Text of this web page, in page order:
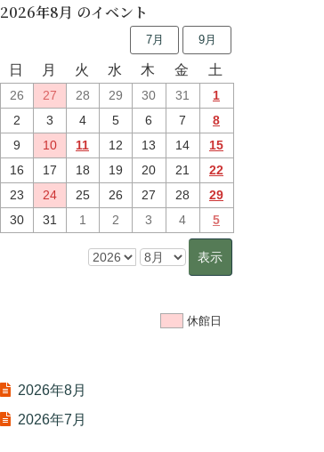
2026年8月 のイベント
7月 9月
日 月 火 水 木 金 土
26 27 28 29 30 31
1
2
3 4 5 6 7
8
9
10 11 12 13 14
15
16
17 18 19 20 21
22
23
24 25 26 27 28
29
30
31 1 2 3 4 5
休館日
2026年8月
2026年7月